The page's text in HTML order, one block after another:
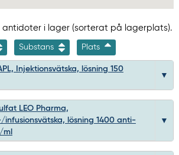
antidoter i lager (sorterat på lagerplats).
Substans Plats
Injektionsvätska, lösning 150
LEO Pharma,
infusionsvätska, lösning 1400 anti-
ml